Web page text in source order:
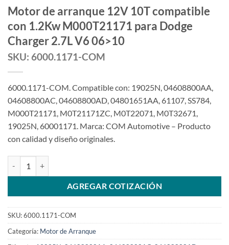
Motor de arranque 12V 10T compatible
con 1.2Kw M000T21171 para Dodge
Charger 2.7L V6 06>10
SKU: 6000.1171-COM
6000.1171-COM. Compatible con: 19025N, 04608800AA,
04608800AC, 04608800AD, 04801651AA, 61107, SS784,
M000T21171, M0T21171ZC, M0T22071, M0T32671,
19025N, 60001171. Marca: COM Automotive – Producto
con calidad y diseño originales.
AGREGAR COTIZACIÓN
SKU:6000.1171-COM
Categoría: Motor de Arranque